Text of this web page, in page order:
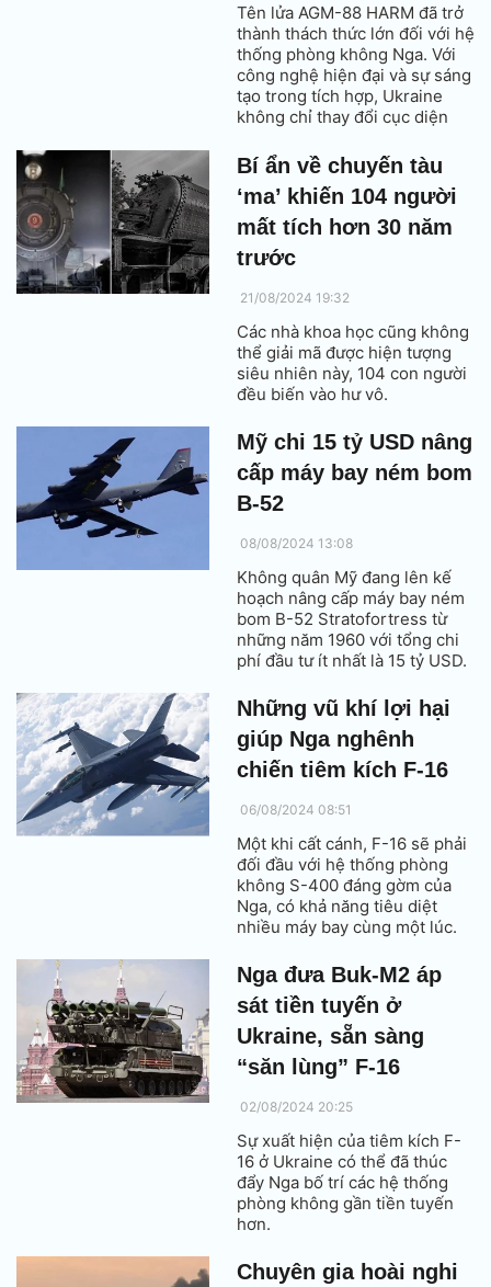
Tên lửa AGM-88 HARM đã trở
thành thách thức lớn đối với hệ
thống phòng không Nga. Với
công nghệ hiện đại và sự sáng
tạo trong tích hợp, Ukraine
không chỉ thay đổi cục diện
những bước tiến đột phá trong
chiến lược không chiến.
Bí ẩn về chuyến tàu
‘ma’ khiến 104 người
mất tích hơn 30 năm
trước
21/08/2024 19:32
Các nhà khoa học cũng không
thể giải mã được hiện tượng
siêu nhiên này, 104 con người
đều biến vào hư vô.
Mỹ chi 15 tỷ USD nâng
cấp máy bay ném bom
B-52
08/08/2024 13:08
Không quân Mỹ đang lên kế
hoạch nâng cấp máy bay ném
bom B-52 Stratofortress từ
những năm 1960 với tổng chi
phí đầu tư ít nhất là 15 tỷ USD.
Những vũ khí lợi hại
giúp Nga nghênh
chiến tiêm kích F-16
06/08/2024 08:51
Một khi cất cánh, F-16 sẽ phải
đối đầu với hệ thống phòng
không S-400 đáng gờm của
Nga, có khả năng tiêu diệt
nhiều máy bay cùng một lúc.
Nga đưa Buk-M2 áp
sát tiền tuyến ở
Ukraine, sẵn sàng
“săn lùng” F-16
02/08/2024 20:25
Sự xuất hiện của tiêm kích F-
16 ở Ukraine có thể đã thúc
đẩy Nga bố trí các hệ thống
phòng không gần tiền tuyến
hơn.
Chuyên gia hoài nghi